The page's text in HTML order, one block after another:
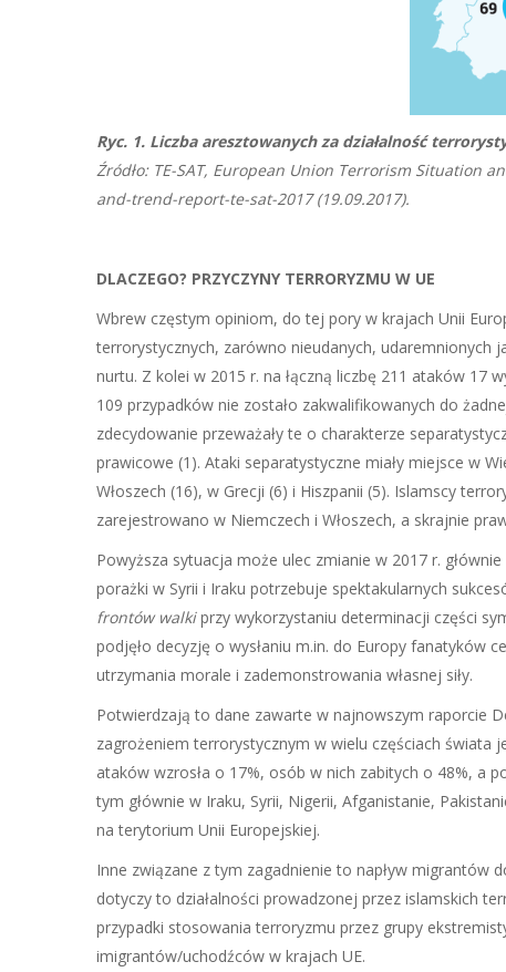
Ryc. 1. Liczba aresztowanych za działalność
Źródło: TE-SAT, European Union Terrorism
and-trend-report-te-sat-2017 (19.09.2017).
DLACZEGO? PRZYCZYNY TERRORYZMU W UE
Wbrew częstym opiniom, do tej pory w krajach Unii
terrorystycznych, zarówno nieudanych, udaremnionych
nurtu. Z kolei w 2015 r. na łączną liczbę 211 ataków 17
109 przypadków nie zostało zakwalifikowanych do
zdecydowanie przeważały te o charakterze
prawicowe (1). Ataki separatystyczne miały miejsce w
Włoszech (16), w Grecji (6) i Hiszpanii (5). Islamscy
zarejestrowano w Niemczech i Włoszech, a skrajnie
Powyższa sytuacja może ulec zmianie w 2017 r.
porażki w Syrii i Iraku potrzebuje spektakularnych
frontów walkiprzy wykorzystaniu determinacji części
podjęło decyzję o wysłaniu m.in. do Europy fanatyków
utrzymania morale i zademonstrowania własnej siły.
Potwierdzają to dane zawarte w najnowszym raporcie
zagrożeniem terrorystycznym w wielu częściach świata
ataków wzrosła o 17%, osób w nich zabitych o 48%, a
tym głównie w Iraku, Syrii, Nigerii, Afganistanie,
na terytorium Unii Europejskiej.
Inne związane z tym zagadnienie to napływ
dotyczy to działalności prowadzonej przez islamskich
przypadki stosowania terroryzmu przez grupy
imigrantów/uchodźców w krajach UE.